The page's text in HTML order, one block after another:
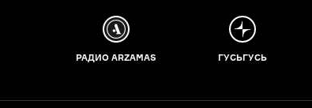
РАДИО ARZAMAS ГУСЬГУСЬ